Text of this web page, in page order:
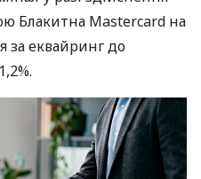
Блакитна Mastercard на
за еквайринг до